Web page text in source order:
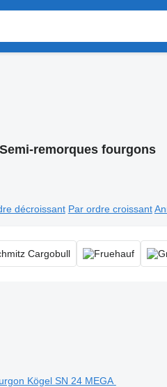
Semi-remorques fourgons
décroissant Par ordre croissant